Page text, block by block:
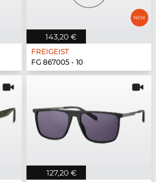
143,20 €
FREIGEIST
FG 867005 - 10
127,20 €